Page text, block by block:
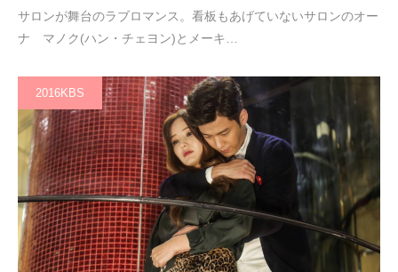
サロンが舞台のラブロマンス。看板もあげていないサロンのオー
ナ マノク(ハン・チェヨン)とメーキ…
2016KBS